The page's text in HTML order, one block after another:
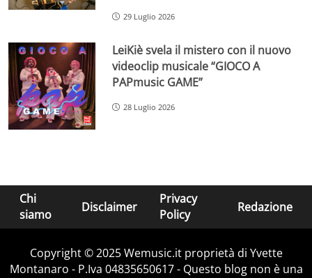
29 Luglio 2026
LeiKiè svela il mistero con il nuovo
videoclip musicale “GIOCO A
PAPmusic GAME”
28 Luglio 2026
Chi
siamo
Disclaimer
Privacy
Policy
Redazione
Copyright © 2025 Wemusic.it proprietà di Yvette
Montanaro - P.Iva 04835650617 - Questo blog non è una